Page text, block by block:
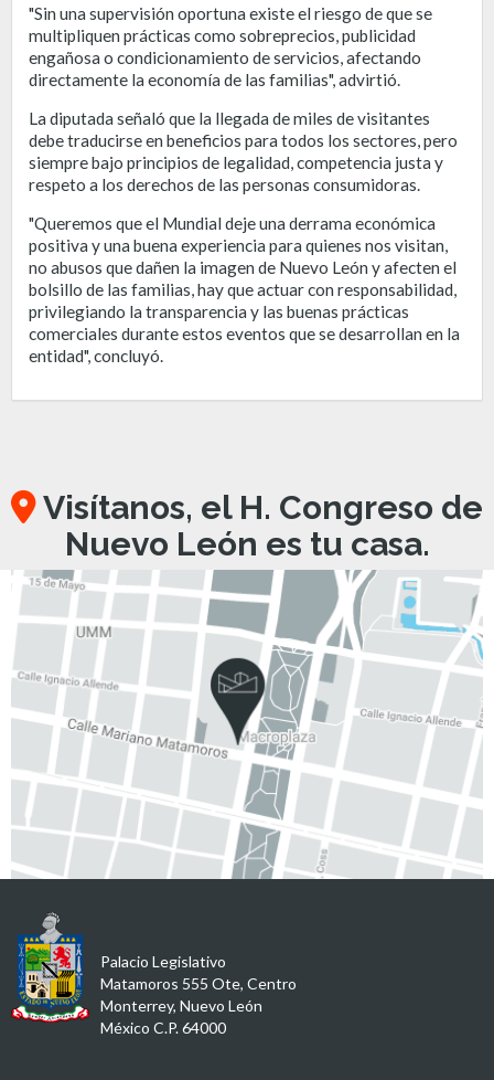
"Sin una supervisión oportuna existe el riesgo de que se
multipliquen prácticas como sobreprecios, publicidad
engañosa o condicionamiento de servicios, afectando
directamente la economía de las familias", advirtió.
La diputada señaló que la llegada de miles de visitantes
debe traducirse en beneficios para todos los sectores, pero
siempre bajo principios de legalidad, competencia justa y
respeto a los derechos de las personas consumidoras.
"Queremos que el Mundial deje una derrama económica
positiva y una buena experiencia para quienes nos visitan,
no abusos que dañen la imagen de Nuevo León y afecten el
bolsillo de las familias, hay que actuar con responsabilidad,
privilegiando la transparencia y las buenas prácticas
comerciales durante estos eventos que se desarrollan en la
entidad", concluyó.
Visítanos, el H. Congreso de
Nuevo León es tu casa.
Palacio Legislativo
Matamoros 555 Ote, Centro
Monterrey, Nuevo León
México C.P. 64000